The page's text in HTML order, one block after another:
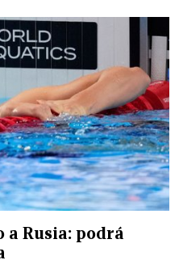
Rusia: podrá